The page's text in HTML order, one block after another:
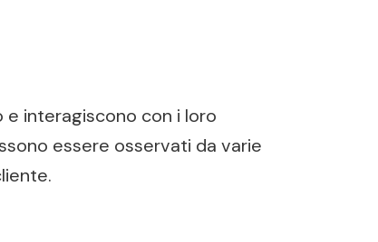
e interagiscono con i loro
essere osservati da varie